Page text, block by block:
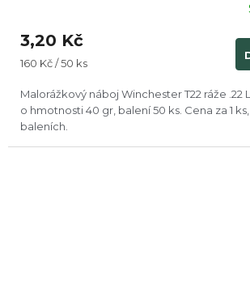
3,20 Kč
Měrná
160 Kč / 50 ks
Malorážkový náboj Winchester T22 ráže .22
o hmotnosti 40 gr, balení 50 ks. Cena za 1
baleních.